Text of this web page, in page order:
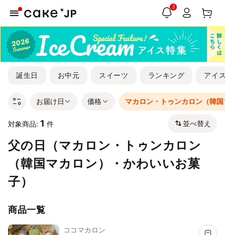
3
誕生日 お中元 スイーツ ランキング アイ
お届け日 価格 マカロン・トゥンカロン（韓
対象商品: 1 件 並べ替え
父の日（マカロン・トゥンカロン
（韓国マカロン）・かわいいお菓
子）
商品一覧
ココマカロン